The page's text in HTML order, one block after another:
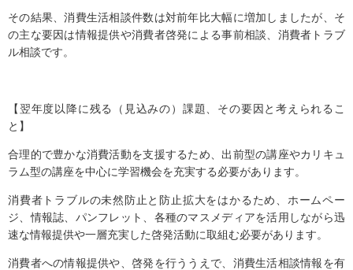
その結果、消費生活相談件数は対前年比大幅に増加しましたが、そ
の主な要因は情報提供や消費者啓発による事前相談、消費者トラブ
ル相談です。
【翌年度以降に残る（見込みの）課題、その要因と考えられるこ
と】
合理的で豊かな消費活動を支援するため、出前型の講座やカリキュ
ラム型の講座を中心に学習機会を充実する必要があります。
消費者トラブルの未然防止と防止拡大をはかるため、ホームペー
ジ、情報誌、パンフレット、各種のマスメディアを活用しながら迅
速な情報提供や一層充実した啓発活動に取組む必要があります。
消費者への情報提供や、啓発を行ううえで、消費生活相談情報を有